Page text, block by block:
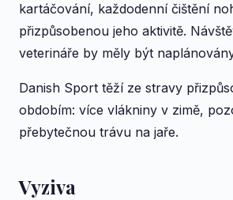
kartáčování, každodenní čištění
přizpůsobenou jeho aktivitě.
veterináře by měly být
Danish Sport těží ze stravy
obdobím: více vlákniny v zimě,
přebytečnou trávu na jaře.
Vyziva